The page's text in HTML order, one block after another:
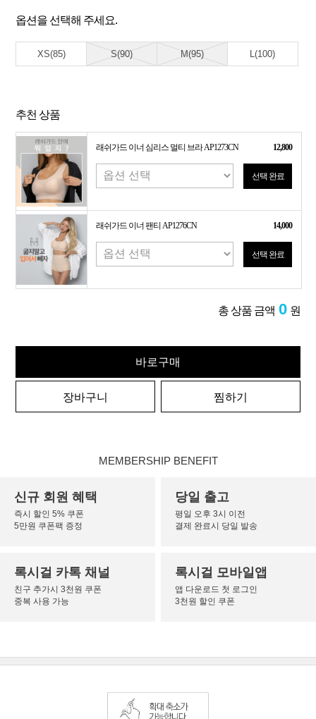
옵션을 선택해 주세요.
XS(85) S(90) M(95) L(100)
추천 상품
래쉬가드 이너 심리스 멀티 브라 AP1273CN 12,800
선택 완료
래쉬가드 이너 팬티 AP1276CN 14,000
선택 완료
총 상품 금액 0 원
바로구매
장바구니 찜하기
MEMBERSHIP BENEFIT
신규 회원 혜택
즉시 할인 5% 쿠폰
5만원 쿠폰팩 증정
당일 출고
평일 오후 3시 이전
결제 완료시 당일 발송
록시걸 카톡 채널
친구 추가시 3천원 쿠폰
중복 사용 가능
록시걸 모바일앱
앱 다운로드 첫 로그인
3천원 할인 쿠폰